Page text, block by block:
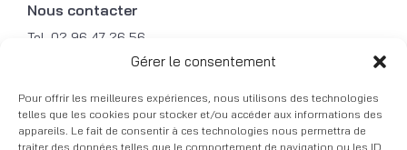
Gérer le consentement
Pour offrir les meilleures expériences, nous utilisons des technologies
telles que les cookies pour stocker et/ou accéder aux informations des
appareils. Le fait de consentir à ces technologies nous permettra de
traiter des données telles que le comportement de navigation ou les ID
Nous contacter
Tel. 02 96 47 26 56
Mob. 06 31 49 87 79
Mail. contact@courbalu.fr